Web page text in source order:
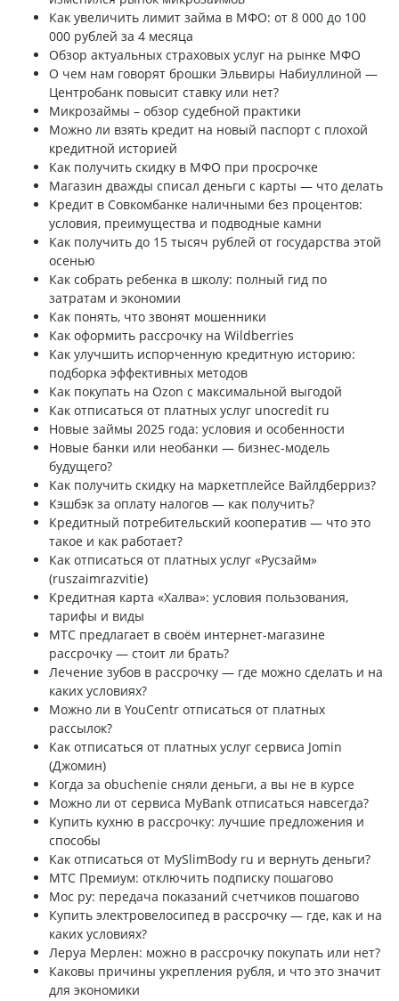
Как увеличить лимит займа в МФО: от 8 000 до 100
000 рублей за 4 месяца
Обзор актуальных страховых услуг на рынке МФО
О чем нам говорят брошки Эльвиры Набиуллиной —
Центробанк повысит ставку или нет?
Микрозаймы – обзор судебной практики
Можно ли взять кредит на новый паспорт с плохой
кредитной историей
Как получить скидку в МФО при просрочке
Магазин дважды списал деньги с карты — что делать
Кредит в Совкомбанке наличными без процентов:
условия, преимущества и подводные камни
Как получить до 15 тысяч рублей от государства этой
осенью
Как собрать ребенка в школу: полный гид по
затратам и экономии
Как понять, что звонят мошенники
Как оформить рассрочку на Wildberries
Как улучшить испорченную кредитную историю:
подборка эффективных методов
Как покупать на Ozon с максимальной выгодой
Как отписаться от платных услуг unocredit ru
Новые займы 2025 года: условия и особенности
Новые банки или необанки — бизнес-модель
будущего?
Как получить скидку на маркетплейсе Вайлдберриз?
Кэшбэк за оплату налогов — как получить?
Кредитный потребительский кооператив — что это
такое и как работает?
Как отписаться от платных услуг «Русзайм»
(ruszaimrazvitie)
Кредитная карта «Халва»: условия пользования,
тарифы и виды
МТС предлагает в своём интернет-магазине
рассрочку — стоит ли брать?
Лечение зубов в рассрочку — где можно сделать и на
каких условиях?
Можно ли в YouCentr отписаться от платных
рассылок?
Как отписаться от платных услуг сервиса Jomin
(Джомин)
Когда за obuchenie сняли деньги, а вы не в курсе
Можно ли от сервиса MyBank отписаться навсегда?
Купить кухню в рассрочку: лучшие предложения и
способы
Как отписаться от MySlimBody ru и вернуть деньги?
МТС Премиум: отключить подписку пошагово
Мос ру: передача показаний счетчиков пошагово
Купить электровелосипед в рассрочку — где, как и на
каких условиях?
Леруа Мерлен: можно в рассрочку покупать или нет?
Каковы причины укрепления рубля, и что это значит
для экономики